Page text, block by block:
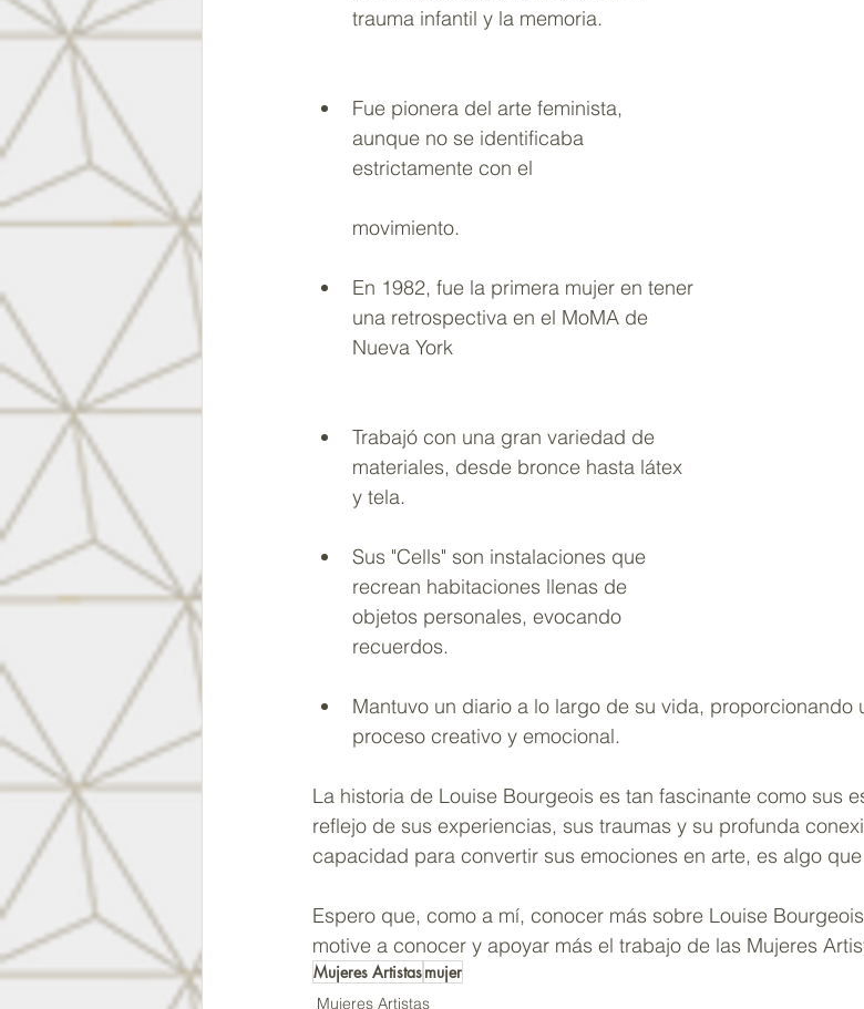
trauma infantil y la memoria.
Fue pionera del arte feminista,
aunque no se identificaba
estrictamente con el
movimiento.
En 1982, fue la primera mujer en tener
una retrospectiva en el MoMA de
Nueva York
Trabajó con una gran variedad de
materiales, desde bronce hasta látex
y tela.
Sus "Cells" son instalaciones que
recrean habitaciones llenas de
objetos personales, evocando
recuerdos.
Mantuvo un diario a lo largo de su vida, proporcionando
proceso creativo y emocional.
La historia de Louise Bourgeois es tan fascinante como sus
reflejo de sus experiencias, sus traumas y su profunda
capacidad para convertir sus emociones en arte, es algo
Espero que, como a mí, conocer más sobre Louise
motive a conocer y apoyar más el trabajo de las Mujeres
Mujeres Artistasmujer
Mujeres Artistas